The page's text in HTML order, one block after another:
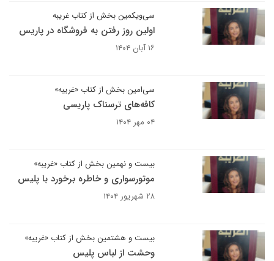
سی‌ویکمین بخش از کتاب غریبه
اولین روز رفتن به فروشگاه در پاریس
۱۶ آبان ۱۴۰۴
سی‌امین بخش از کتاب «غریبه»
کافه‌های ترسناک پاریسی
۰۴ مهر ۱۴۰۴
بیست و نهمین بخش از کتاب «غریبه»
موتورسواری و خاطره برخورد با پلیس
۲۸ شهریور ۱۴۰۴
بیست و هشتمین بخش از کتاب «غریبه»
وحشت از لباس پلیس